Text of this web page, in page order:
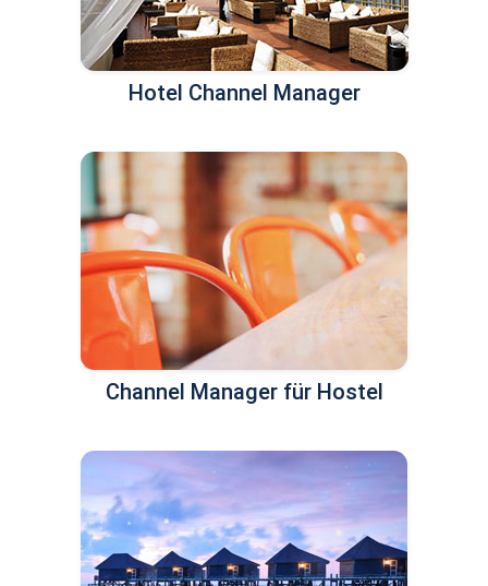
Hotel Channel Manager
Channel Manager für Hostel